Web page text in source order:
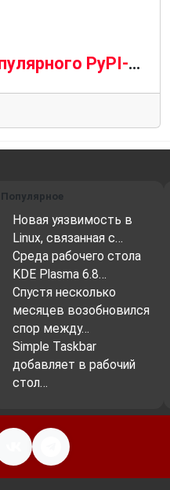
Компрометация популярного PyPI-пакета: как атака на elementary-data поставила под угрозу тысячи разработчиков
Популярное
Новая уязвимость в
Linux, связанная с…
Среда рабочего стола
KDE Plasma 6.8…
Спустя несколько
месяцев возобновился
спор между…
Simple Taskbar
добавляет в рабочий
стол…